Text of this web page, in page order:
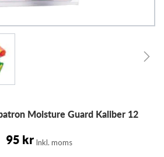
Moisture Guard Kaliber 12
95 kr Inkl. moms